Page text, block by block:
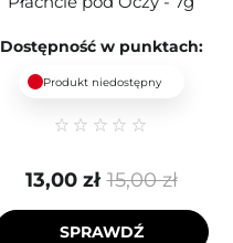
Dostępność w punktach:
Produkt niedostępny
15,00 zł
13,00 zł
SPRAWDŹ